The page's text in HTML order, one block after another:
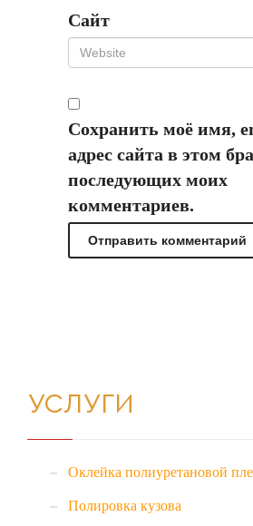
Сайт
Сохранить моё имя,
адрес сайта в этом
последующих моих
комментариев.
УСЛУГИ
Оклейка полиуретановой
Полировка кузова